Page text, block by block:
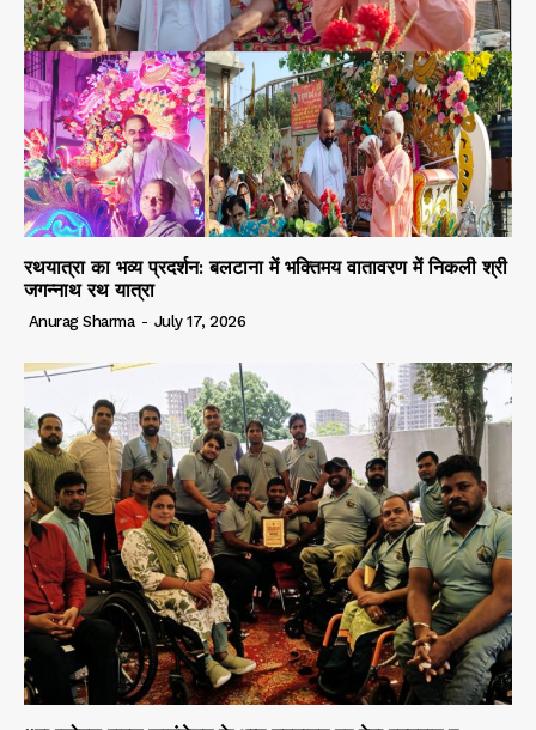
रथयात्रा का भव्य प्रदर्शन: बलटाना में भक्तिमय वातावरण में निकली श्री
जगन्नाथ रथ यात्रा
Anurag Sharma - July 17, 2026